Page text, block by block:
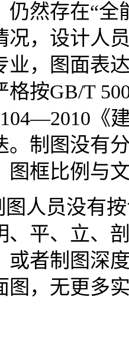
仍然存在“
况，设计人
业，图面表
格按GB/T
《
。制图没有
图框比例与
图人员没有
、平、立、
或者制图深
图，无更多